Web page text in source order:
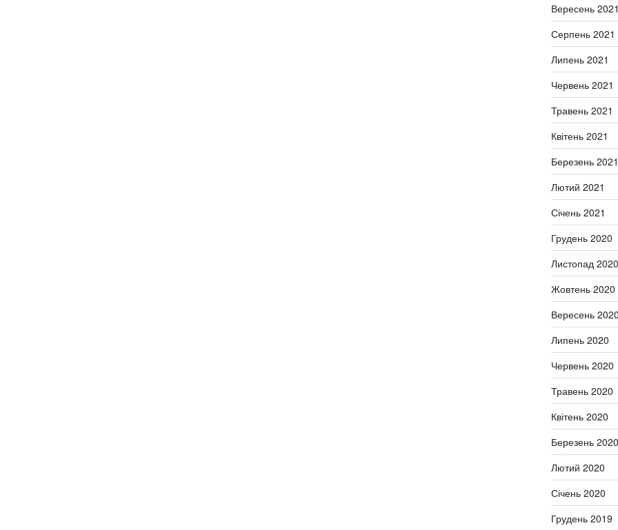
Вересень 2021
Серпень 2021
Липень 2021
Червень 2021
Травень 2021
Квітень 2021
Березень 2021
Лютий 2021
Січень 2021
Грудень 2020
Листопад 2020
Жовтень 2020
Вересень 2020
Липень 2020
Червень 2020
Травень 2020
Квітень 2020
Березень 2020
Лютий 2020
Січень 2020
Грудень 2019